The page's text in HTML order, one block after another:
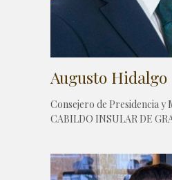
Augusto Hidalgo
Consejero de Presidencia y
CABILDO INSULAR DE